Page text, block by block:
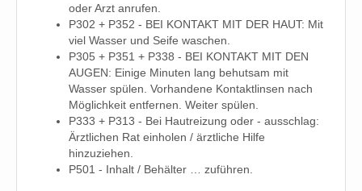
oder Arzt anrufen.
P302 + P352 - BEI KONTAKT MIT DER HAUT: Mit
viel Wasser und Seife waschen.
P305 + P351 + P338 - BEI KONTAKT MIT DEN
AUGEN: Einige Minuten lang behutsam mit
Wasser spülen. Vorhandene Kontaktlinsen nach
Möglichkeit entfernen. Weiter spülen.
P333 + P313 - Bei Hautreizung oder - ausschlag:
Ärztlichen Rat einholen / ärztliche Hilfe
hinzuziehen.
P501 - Inhalt / Behälter … zuführen.